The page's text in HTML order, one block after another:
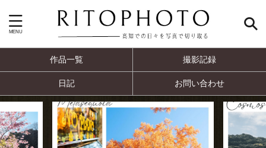
作品一覧 撮影記録
日記 お問い合わせ